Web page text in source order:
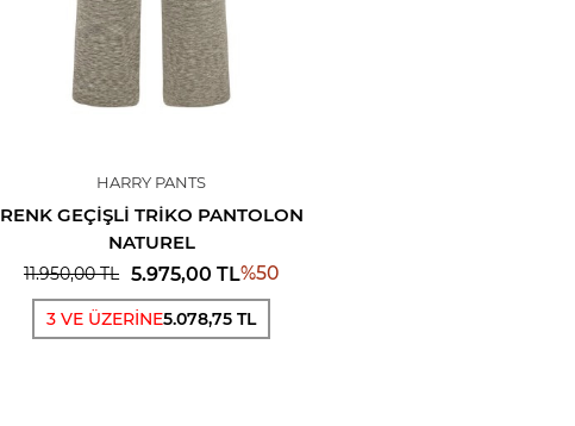
HARRY PANTS
RENK GEÇIŞLI TRIKO PANTOLON
NATUREL
11.950,00TL 5.975,00 TL%50
3 VE ÜZERİNE5.078,75 TL